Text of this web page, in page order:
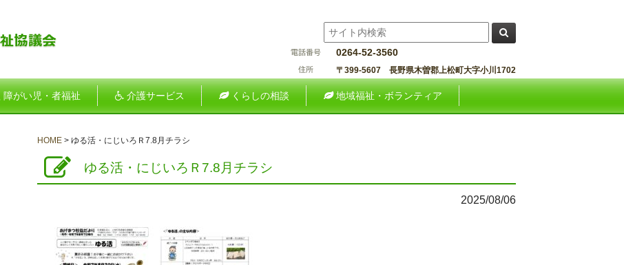
0264-52-3560
〒399-5607 長野県木曽郡上松町大字小川1702
障がい児・者福祉 介護サービス くらしの相談 地域福祉・ボランティア
HOME > ゆる活・にじいろＲ7.8月チラシ
ゆる活・にじいろＲ7.8月チラシ
2025/08/06